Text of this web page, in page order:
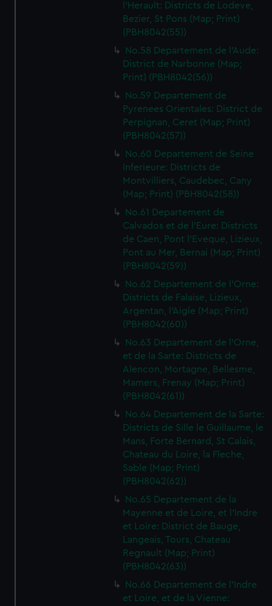
We’d like to use additional cookies to remember your
preferences, understand how our website is used, and to
help us improve it. We may also use cookies to tailor our
marketing to your interests and deliver embedded content
from third-party sources. You can choose to allow all
cookies, change your preferences or opt-out at any time.
l'Herault: Districts de Lodeve,
Bezier, St Pons (Map; Print)
(PBH8042(55))
No.58 Departement de l'Aude:
District de Narbonne (Map;
Print) (PBH8042(56))
No.59 Departement de
Pyrenees Orientales: District de
Perpignan, Ceret (Map; Print)
(PBH8042(57))
No.60 Departement de Seine
Inferieure: Districts de
Montvilliers, Caudebec, Cany
(Map; Print) (PBH8042(58))
No.61 Departement de
Calvados et de l'Eure: Districts
de Caen, Pont l'Eveque, Lizieux,
Pont au Mer, Bernai (Map; Print)
(PBH8042(59))
No.62 Departement de l'Orne:
Districts de Falaise, Lizieux,
Argentan, l'Aigle (Map; Print)
(PBH8042(60))
No.63 Departement de l'Orne,
et de la Sarte: Districts de
Alencon, Mortagne, Bellesme,
Mamers, Frenay (Map; Print)
(PBH8042(61))
No.64 Departement de la Sarte:
Districts de Sille le Guillaume, le
Mans, Forte Bernard, St Calais,
Chateau du Loire, la Fleche,
Sable (Map; Print)
(PBH8042(62))
No.65 Departement de la
Mayenne et de Loire, et l'Indre
et Loire: District de Bauge,
Langeais, Tours, Chateau
Regnault (Map; Print)
(PBH8042(63))
No.66 Departement de l'Indre
et Loire, et de la Vienne: